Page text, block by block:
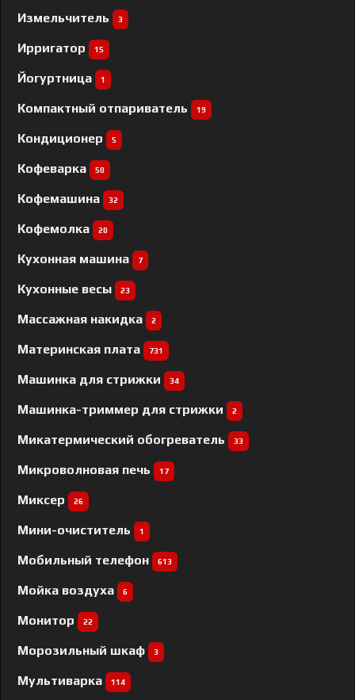
Измельчитель 3
Ирригатор 15
Йогуртница 1
Компактный отпариватель 19
Кондиционер 5
Кофеварка 50
Кофемашина 32
Кофемолка 20
Кухонная машина 7
Кухонные весы 23
Массажная накидка 2
Материнская плата 731
Машинка для стрижки 34
Машинка-триммер для стрижки 2
Микатермический обогреватель 33
Микроволновая печь 17
Миксер 26
Мини-очиститель 1
Мобильный телефон 613
Мойка воздуха 6
Монитор 22
Морозильный шкаф 3
Мультиварка 114